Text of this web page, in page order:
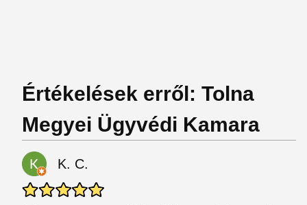
Értékelések erről: Tolna
Megyei Ügyvédi Kamara
K. C.